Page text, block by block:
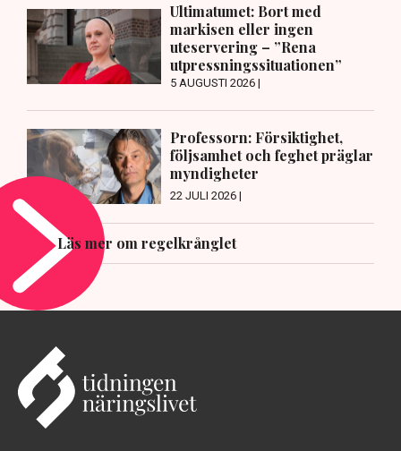
Ultimatumet: Bort med
markisen eller ingen
uteservering – ”Rena
utpressningssituationen”
5 AUGUSTI 2026 |
Professorn: Försiktighet,
följsamhet och feghet präglar
myndigheter
22 JULI 2026 |
Läs mer om regelkrånglet